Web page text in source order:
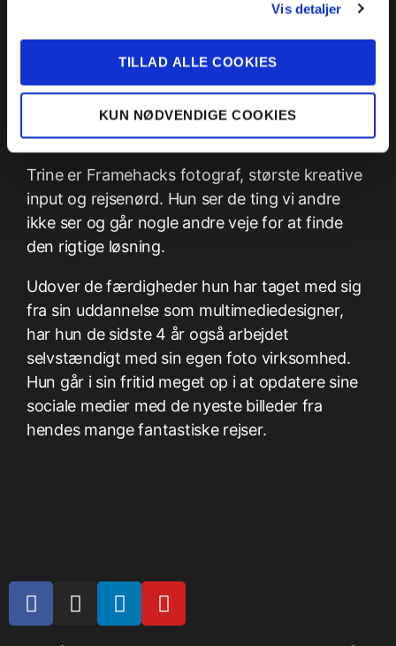
Vis detaljer
TILLAD ALLE COOKIES
KUN NØDVENDIGE COOKIES
Trine Buxbom
Lead fotograf
Trine er Framehacks fotograf, største kreative
input og rejsenørd. Hun ser de ting vi andre
ikke ser og går nogle andre veje for at finde
den rigtige løsning.
Udover de færdigheder hun har taget med sig
fra sin uddannelse som multimediedesigner,
har hun de sidste 4 år også arbejdet
selvstændigt med sin egen foto virksomhed.
Hun går i sin fritid meget op i at opdatere sine
sociale medier med de nyeste billeder fra
hendes mange fantastiske rejser.